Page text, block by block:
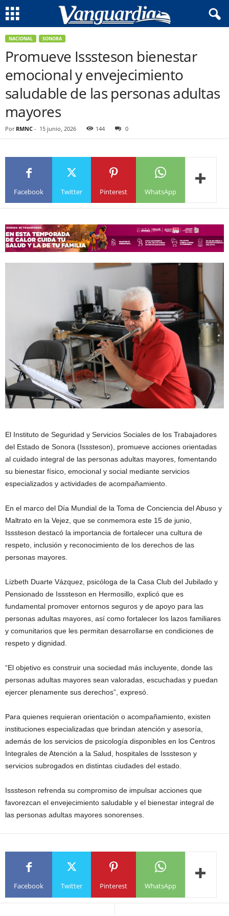
NACIONAL SONORA
Promueve Isssteson bienestar
emocional y envejecimiento
saludable de las personas adultas
mayores
Por RMNC - 15 junio, 2026 144 0
Facebook Twitter Pinterest WhatsApp
El Instituto de Seguridad y Servicios Sociales de los Trabajadores
del Estado de Sonora (Isssteson), promueve acciones orientadas
al cuidado integral de las personas adultas mayores, fomentando
su bienestar físico, emocional y social mediante servicios
especializados y actividades de acompañamiento.
En el marco del Día Mundial de la Toma de Conciencia del Abuso y
Maltrato en la Vejez, que se conmemora este 15 de junio,
Isssteson destacó la importancia de fortalecer una cultura de
respeto, inclusión y reconocimiento de los derechos de las
personas mayores.
Lizbeth Duarte Vázquez, psicóloga de la Casa Club del Jubilado y
Pensionado de Isssteson en Hermosillo, explicó que es
fundamental promover entornos seguros y de apoyo para las
personas adultas mayores, así como fortalecer los lazos familiares
y comunitarios que les permitan desarrollarse en condiciones de
respeto y dignidad.
“El objetivo es construir una sociedad más incluyente, donde las
personas adultas mayores sean valoradas, escuchadas y puedan
ejercer plenamente sus derechos”, expresó.
Para quienes requieran orientación o acompañamiento, existen
instituciones especializadas que brindan atención y asesoría,
además de los servicios de psicología disponibles en los Centros
Integrales de Atención a la Salud, hospitales de Isssteson y
servicios subrogados en distintas ciudades del estado.
Isssteson refrenda su compromiso de impulsar acciones que
favorezcan el envejecimiento saludable y el bienestar integral de
las personas adultas mayores sonorenses.
Facebook Twitter Pinterest WhatsApp